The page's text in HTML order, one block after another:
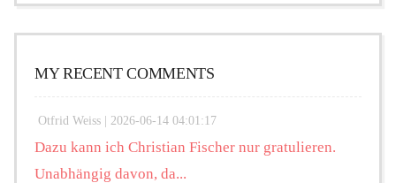
MY RECENT COMMENTS
Otfrid Weiss | 2026-06-14 04:01:17
Dazu kann ich Christian Fischer nur gratulieren.
Unabhängig davon, da...